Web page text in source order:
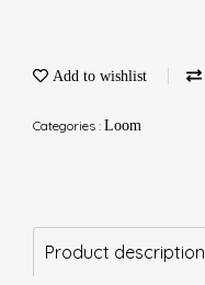
Add to wishlist
Categories : Loom
Product description